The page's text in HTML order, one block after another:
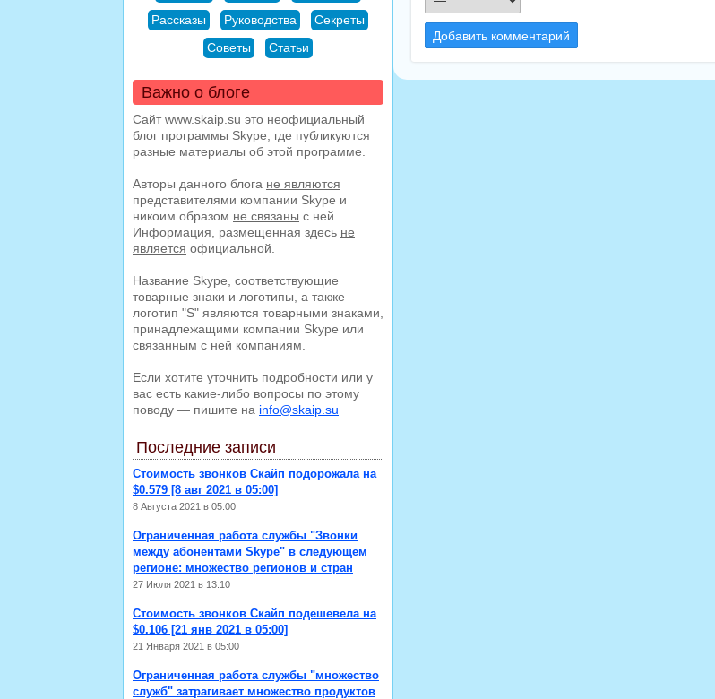
Добавить комментарий
Рассказы
Руководства
Секреты
Советы
Статьи
Важно о блоге
Сайт www.skaip.su это неофициальный
блог программы Skype, где публикуются
разные материалы об этой программе.
Авторы данного блога не являются
представителями компании Skype и
никоим образом не связаны с ней.
Информация, размещенная здесь не
является официальной.
Название Skype, соответствующие
товарные знаки и логотипы, а также
логотип "S" являются товарными знаками,
принадлежащими компании Skype или
связанным с ней компаниям.
Если хотите уточнить подробности или у
вас есть какие-либо вопросы по этому
поводу — пишите на info@skaip.su
Последние записи
Стоимость звонков Скайп подорожала на
$0.579 [8 авг 2021 в 05:00]
8 Августа 2021 в 05:00
Ограниченная работа службы "Звонки
между абонентами Skype" в следующем
регионе: множество регионов и стран
27 Июля 2021 в 13:10
Стоимость звонков Скайп подешевела на
$0.106 [21 янв 2021 в 05:00]
21 Января 2021 в 05:00
Ограниченная работа службы "множество
служб" затрагивает множество продуктов